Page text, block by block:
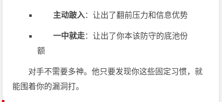
主动跛入：让出了翻前压力和信息优势
一中就走：让出了你本该防守的底池份
额
对手不需要多神。他只要发现你这些固定习惯，就
能围着你的漏洞打。